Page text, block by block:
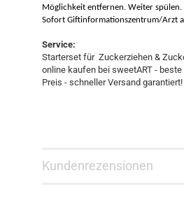
Möglichkeit entfernen. Weiter spülen.
Sofort Giftinformationszentrum/Arzt
Service:
Starterset für Zuckerziehen &
online kaufen bei sweetART -
Preis - schneller Versand garantiert!
Kundenrezensionen